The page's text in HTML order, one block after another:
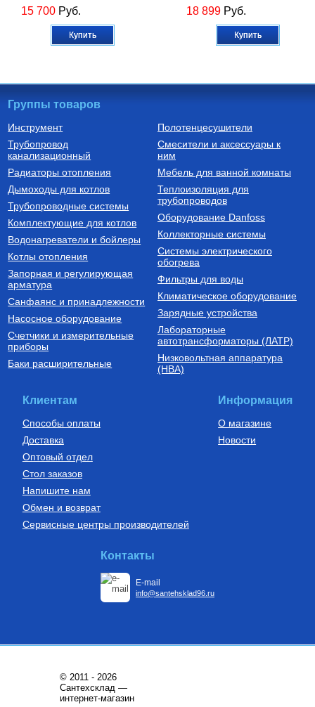
15 700 Руб.
Купить
18 899 Руб.
Купить
Металлопластиковые трубы
26х3,0 мм V2630
284Руб.
Купить
Котлы газовые напольные
Котел газовый напольный
одноконтурный SLIM 1.230 iN
(22,1 кВт)
136 729
Группы товаров
Инструмент
Трубопровод
канализационный
Радиаторы отопления
Дымоходы для котлов
Трубопроводные системы
Комплектующие для котлов
Водонагреватели и бойлеры
Котлы отопления
Запорная и регулирующая
арматура
Санфаянс и принадлежности
Насосное оборудование
Счетчики и измерительные
приборы
Баки расширительные
Полотенцесушители
Смесители и аксессуары к
ним
Мебель для ванной комнаты
Теплоизоляция для
трубопроводов
Оборудование Danfoss
Коллекторные системы
Системы электрического
обогрева
Фильтры для воды
Климатическое оборудование
Зарядные устройства
Лабораторные
автотрансформаторы (ЛАТР)
Низковольтная аппаратура
(НВА)
Клиентам
Способы оплаты
Доставка
Оптовый отдел
Стол заказов
Напишите нам
Обмен и возврат
Сервисные центры производителей
Информация
О магазине
Новости
Контакты
E-mail
info@santehsklad96.ru
© 2011 - 2026
Сантехсклад —
интернет-магазин